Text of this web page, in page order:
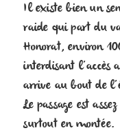
Il existe bien un
raide qui part du
Honorat, environ
interdisant l’accès
arrive au bout de
Le passage est
surtout en montée.